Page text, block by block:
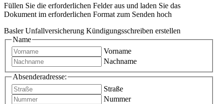
Füllen Sie die erforderlichen Felder aus und laden Sie das
Dokument im erforderlichen Format zum Senden hoch
Basler Unfallversicherung Kündigungsschreiben erstellen
Name
Vorname
Nachname
Absenderadresse:
Straße
Nummer